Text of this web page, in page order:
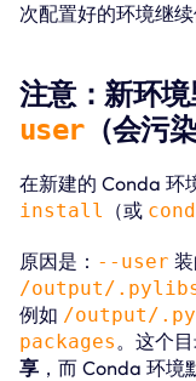
次配置好的环境继续
注意：新环
user（会污
在新建的 Conda 环
install
（或
原因是： --user
/output/
例如 /output/
packages。这个
享 ，而 Conda 环境